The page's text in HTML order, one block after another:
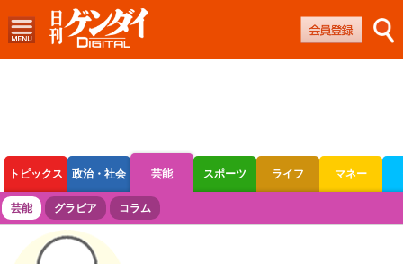
トピックス 政治・社会 芸能 スポーツ ライフ マネー
ボートレース 競輪 オートレース
芸能 グラビア コラム